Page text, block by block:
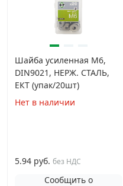
Шайба усиленная М6,
DIN9021, НЕРЖ. СТАЛЬ,
ЕКТ (упак/20шт)
Нет в наличии
5.94 руб. без НДС
Сообщить о